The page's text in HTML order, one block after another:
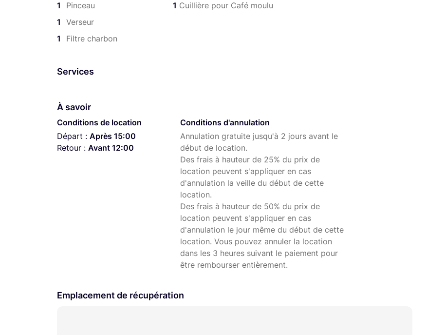
Broyeur: cône
Intensité du café : mild, medium strong
Filtre permanent neutre en goût pour encore plus de plaisir de dégustation
Anti-goutte en cas de retrait de la verseuse
Réservoir d'eau amovible
Alimentation : 220 - 240 V~ | 50/60 Hz
1
Pinceau
1
Verseur
1
Filtre charbon
1 Cuillière pour Café moulu
Services
À savoir
Conditions de location
Départ : Après 15:00
Retour : Avant 12:00
Conditions d'annulation
Annulation gratuite jusqu'à 2 jours avant le
début de location.
Des frais à hauteur de 25% du prix de
location peuvent s'appliquer en cas
d'annulation la veille du début de cette
location.
Des frais à hauteur de 50% du prix de
location peuvent s'appliquer en cas
d'annulation le jour même du début de cette
location. Vous pouvez annuler la location
dans les 3 heures suivant le paiement pour
être rembourser entièrement.
Emplacement de récupération